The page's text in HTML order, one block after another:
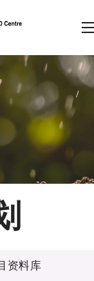
繁 简
资料库